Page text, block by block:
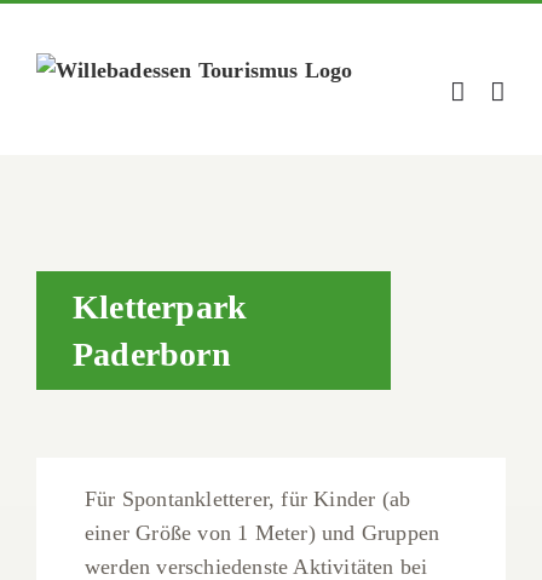
Inhalt
springen
Kletterpark
Paderborn
Für Spontankletterer, für Kinder (ab
einer Größe von 1 Meter) und Gruppen
werden verschiedenste Aktivitäten bei